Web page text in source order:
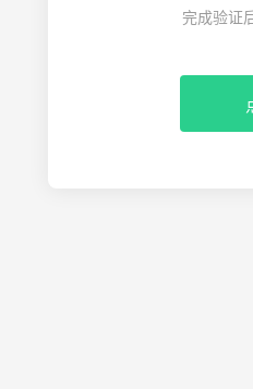
完成验证